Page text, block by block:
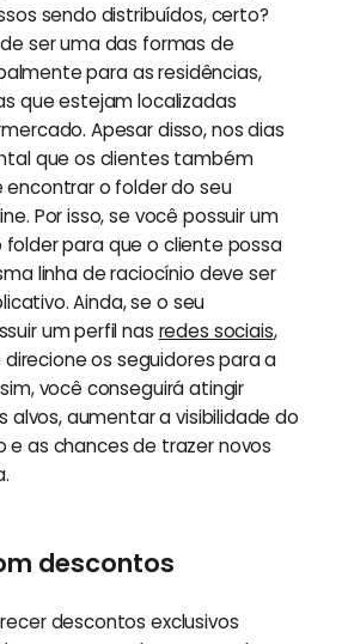
sendo distribuídos, certo?
ser uma das formas de
para as residências,
que estejam localizadas
Apesar disso, nos dias
que os clientes também
o folder do seu
Por isso, se você possuir um
folder para que o cliente possa
linha de raciocínio deve ser
Ainda, se o seu
um perfil nas redes sociais,
os seguidores para a
você conseguirá atingir
alvos, aumentar a visibilidade do
e as chances de trazer novos
descontos
descontos exclusivos